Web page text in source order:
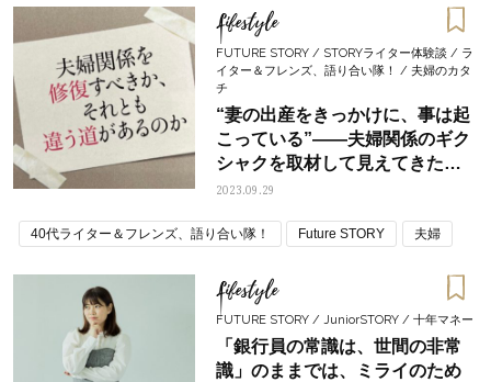
Lifestyle
FUTURE STORY / STORYライター体験談 / ラ
イター＆フレンズ、語り合い隊！ / 夫婦のカタ
チ
“妻の出産をきっかけに、事は起
こっている”――夫婦関係のギク
シャクを取材して見えてきたこ
と
2023.09.29
40代ライター＆フレンズ、語り合い隊！ Future STORY 夫婦
Lifestyle
FUTURE STORY / JuniorSTORY / 十年マネー
「銀行員の常識は、世間の非常
識」のままでは、ミライのため